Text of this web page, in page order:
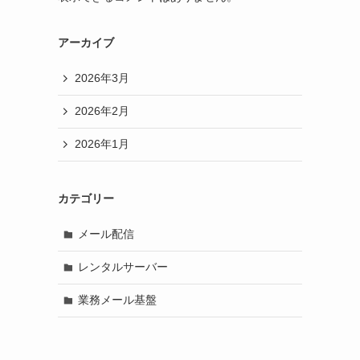
アーカイブ
2026年3月
2026年2月
2026年1月
カテゴリー
メール配信
レンタルサーバー
業務メール基盤